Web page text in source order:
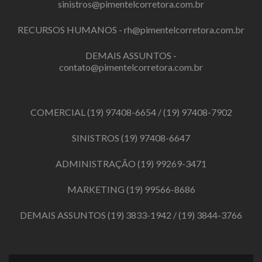
sinistros@pimentelcorretora.com.br
RECURSOS HUMANOS - rh@pimentelcorretora.com.br
DEMAIS ASSUNTOS -
contato@pimentelcorretora.com.br
COMERCIAL(19) 97408-6654/(19) 97408-7902
SINISTROS (19) 97408-6647
ADMINISTRAÇÃO (19) 99269-3471
MARKETING (19) 99566-8686
DEMAIS ASSUNTOS (19) 3833-1942 /(19) 3844-3766